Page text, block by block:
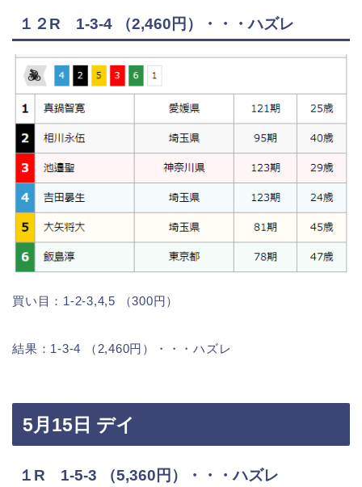
１２R 1-3-4 （2,460円）・・・ハズレ
買い目：1-2-3,4,5 （300円）
結果：1-3-4 （2,460円）・・・ハズレ
5月15日 デイ
１R 1-5-3 （5,360円）・・・ハズレ